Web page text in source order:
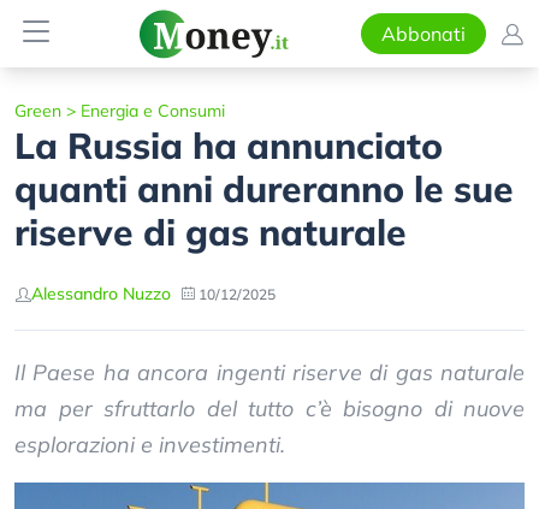
Abbonati
Green > Energia e Consumi
La Russia ha annunciato
quanti anni dureranno le sue
riserve di gas naturale
Alessandro Nuzzo 10/12/2025
Il Paese ha ancora ingenti riserve di gas naturale
ma per sfruttarlo del tutto c’è bisogno di nuove
esplorazioni e investimenti.